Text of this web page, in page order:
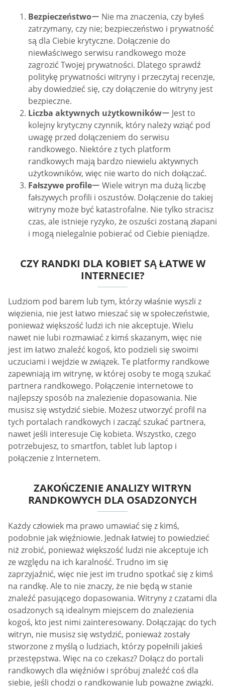
Bezpieczeństwoー Nie ma znaczenia, czy byłeś
zatrzymany, czy nie; bezpieczeństwo i prywatność
są dla Ciebie krytyczne. Dołączenie do
niewłaściwego serwisu randkowego może
zagrozić Twojej prywatności. Dlatego sprawdź
politykę prywatności witryny i przeczytaj recenzje,
aby dowiedzieć się, czy dołączenie do witryny jest
bezpieczne.
Liczba aktywnych użytkownikówー Jest to
kolejny krytyczny czynnik, który należy wziąć pod
uwagę przed dołączeniem do serwisu
randkowego. Niektóre z tych platform
randkowych mają bardzo niewielu aktywnych
użytkowników, więc nie warto do nich dołączać.
Fałszywe profileー Wiele witryn ma dużą liczbę
fałszywych profili i oszustów. Dołączenie do takiej
witryny może być katastrofalne. Nie tylko stracisz
czas, ale istnieje ryzyko, że oszuści zostaną złapani
i mogą nielegalnie pobierać od Ciebie pieniądze.
CZY RANDKI DLA KOBIET SĄ ŁATWE W
INTERNECIE?
Ludziom pod barem lub tym, którzy właśnie wyszli z
więzienia, nie jest łatwo mieszać się w społeczeństwie,
ponieważ większość ludzi ich nie akceptuje. Wielu
nawet nie lubi rozmawiać z kimś skazanym, więc nie
jest im łatwo znaleźć kogoś, kto podzieli się swoimi
uczuciami i wejdzie w związek. Te platformy randkowe
zapewniają im witrynę, w której osoby te mogą szukać
partnera randkowego. Połączenie internetowe to
najlepszy sposób na znalezienie dopasowania. Nie
musisz się wstydzić siebie. Możesz utworzyć profil na
tych portalach randkowych i zacząć szukać partnera,
nawet jeśli interesuje Cię kobieta. Wszystko, czego
potrzebujesz, to smartfon, tablet lub laptop i
połączenie z Internetem.
ZAKOŃCZENIE ANALIZY WITRYN
RANDKOWYCH DLA OSADZONYCH
Każdy człowiek ma prawo umawiać się z kimś,
podobnie jak więźniowie. Jednak łatwiej to powiedzieć
niż zrobić, ponieważ większość ludzi nie akceptuje ich
ze względu na ich karalność. Trudno im się
zaprzyjaźnić, więc nie jest im trudno spotkać się z kimś
na randkę. Ale to nie znaczy, że nie będą w stanie
znaleźć pasującego dopasowania. Witryny z czatami dla
osadzonych są idealnym miejscem do znalezienia
kogoś, kto jest nimi zainteresowany. Dołączając do tych
witryn, nie musisz się wstydzić, ponieważ zostały
stworzone z myślą o ludziach, którzy popełnili jakieś
przestępstwa. Więc na co czekasz? Dołącz do portali
randkowych dla więźniów i spróbuj znaleźć coś dla
siebie, jeśli chodzi o randkowanie lub poważne związki.